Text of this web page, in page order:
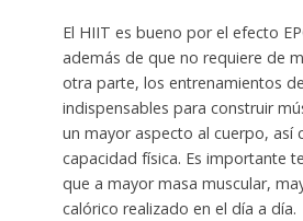
El HIIT es bueno por el efecto
además de que no requiere de
otra parte, los entrenamientos
indispensables para construir
un mayor aspecto al cuerpo, así
capacidad física. Es importante
que a mayor masa muscular,
calórico realizado en el día a día.